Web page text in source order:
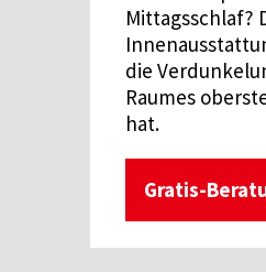
Mittagsschlaf?
die
Raumes
hat.
Gratis-